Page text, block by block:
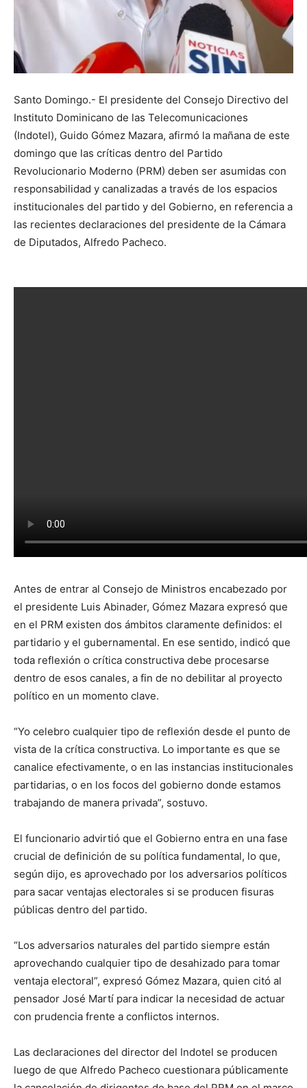
Santo Domingo.- El presidente del Consejo Directivo del
Instituto Dominicano de las Telecomunicaciones
(Indotel), Guido Gómez Mazara, afirmó la mañana de este
domingo que las críticas dentro del Partido
Revolucionario Moderno (PRM) deben ser asumidas con
responsabilidad y canalizadas a través de los espacios
institucionales del partido y del Gobierno, en referencia a
las recientes declaraciones del presidente de la Cámara
de Diputados, Alfredo Pacheco.
Antes de entrar al Consejo de Ministros encabezado por
el presidente Luis Abinader, Gómez Mazara expresó que
en el PRM existen dos ámbitos claramente definidos: el
partidario y el gubernamental. En ese sentido, indicó que
toda reflexión o crítica constructiva debe procesarse
dentro de esos canales, a fin de no debilitar al proyecto
político en un momento clave.
“Yo celebro cualquier tipo de reflexión desde el punto de
vista de la crítica constructiva. Lo importante es que se
canalice efectivamente, o en las instancias institucionales
partidarias, o en los focos del gobierno donde estamos
trabajando de manera privada”, sostuvo.
El funcionario advirtió que el Gobierno entra en una fase
crucial de definición de su política fundamental, lo que,
según dijo, es aprovechado por los adversarios políticos
para sacar ventajas electorales si se producen fisuras
públicas dentro del partido.
“Los adversarios naturales del partido siempre están
aprovechando cualquier tipo de desahizado para tomar
ventaja electoral”, expresó Gómez Mazara, quien citó al
pensador José Martí para indicar la necesidad de actuar
con prudencia frente a conflictos internos.
Las declaraciones del director del Indotel se producen
luego de que Alfredo Pacheco cuestionara públicamente